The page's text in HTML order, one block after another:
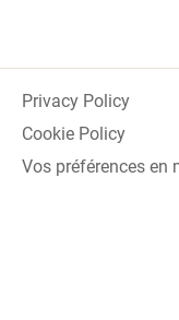
Privacy Policy
Cookie Policy
Vos préférences en